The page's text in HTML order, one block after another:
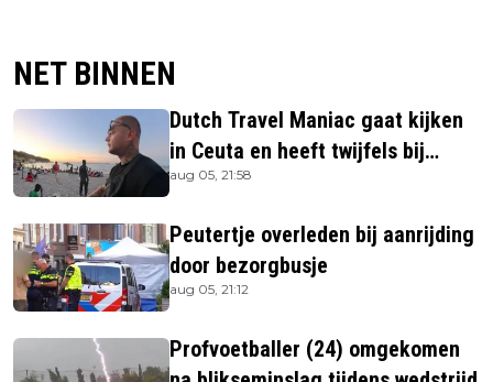
NET BINNEN
Dutch Travel Maniac gaat kijken
in Ceuta en heeft twijfels bij
berichtgeving media
aug 05, 21:58
Peutertje overleden bij aanrijding
door bezorgbusje
aug 05, 21:12
Profvoetballer (24) omgekomen